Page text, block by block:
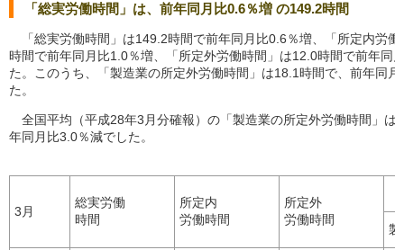
「総実労働時間」は、前年同月比0.6％増 の149.2時間
「総実労働時間」は149.2時間で前年同月比0.6％増、「所定内労
時間で前年同月比1.0％増、「所定外労働時間」は12.0時間で前年同
た。このうち、「製造業の所定外労働時間」は18.1時間で、前年同
た。
全国平均（平成28年3月分確報）の「製造業の所定外労働時間」は
年同月比3.0％減でした。
3月
総実労働
時間
所定内
労働時間
所定外
労働時間
製